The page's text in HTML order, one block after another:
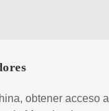
obtener acceso a